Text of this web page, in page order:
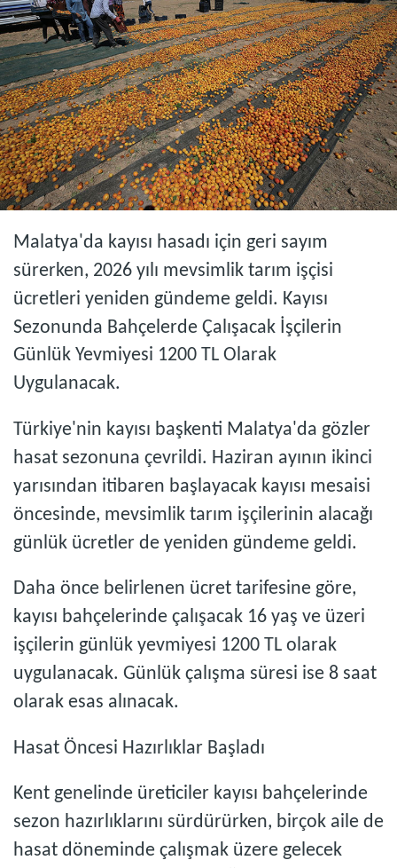
Malatya'da kayısı hasadı için geri sayım
sürerken, 2026 yılı mevsimlik tarım işçisi
ücretleri yeniden gündeme geldi. Kayısı
Sezonunda Bahçelerde Çalışacak İşçilerin
Günlük Yevmiyesi 1200 TL Olarak
Uygulanacak.
Türkiye'nin kayısı başkenti Malatya'da gözler
hasat sezonuna çevrildi. Haziran ayının ikinci
yarısından itibaren başlayacak kayısı mesaisi
öncesinde, mevsimlik tarım işçilerinin alacağı
günlük ücretler de yeniden gündeme geldi.
Daha önce belirlenen ücret tarifesine göre,
kayısı bahçelerinde çalışacak 16 yaş ve üzeri
işçilerin günlük yevmiyesi 1200 TL olarak
uygulanacak. Günlük çalışma süresi ise 8 saat
olarak esas alınacak.
Hasat Öncesi Hazırlıklar Başladı
Kent genelinde üreticiler kayısı bahçelerinde
sezon hazırlıklarını sürdürürken, birçok aile de
hasat döneminde çalışmak üzere gelecek